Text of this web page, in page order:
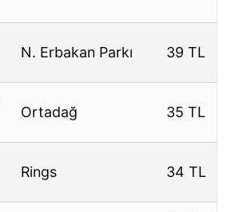
N. Erbakan Parkı 39 TL
Ortadağ 35 TL
Rings 34 TL